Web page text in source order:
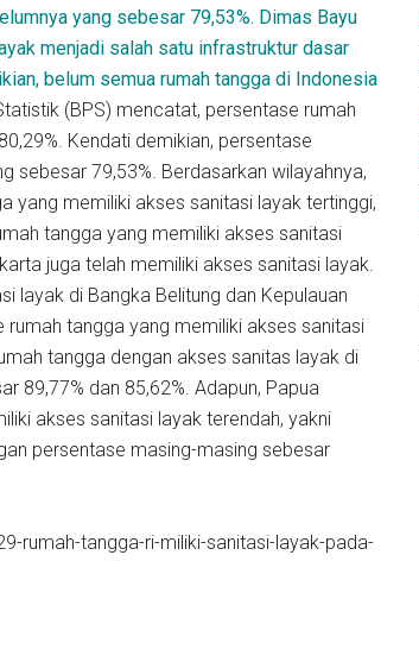
yang sebesar 79,53%. Dimas Bayu
menjadi salah satu infrastruktur dasar
belum semua rumah tangga di Indonesia
(BPS) mencatat, persentase rumah
Kendati demikian, persentase
sebesar 79,53%. Berdasarkan wilayahnya,
yang memiliki akses sanitasi layak tertinggi,
tangga yang memiliki akses sanitasi
juga telah memiliki akses sanitasi layak.
layak di Bangka Belitung dan Kepulauan
rumah tangga yang memiliki akses sanitasi
tangga dengan akses sanitas layak di
89,77% dan 85,62%. Adapun, Papua
akses sanitasi layak terendah, yakni
persentase masing-masing sebesar
rumah-tangga-ri-miliki-sanitasi-layak-pada-